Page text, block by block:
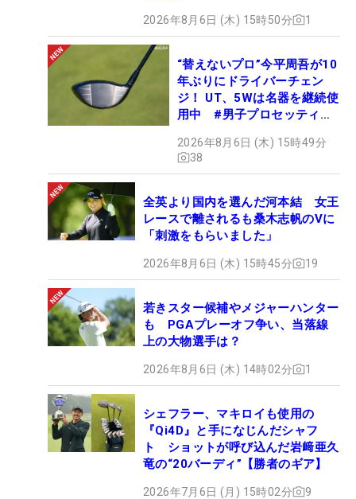
2026年8月6日 (木) 15時50分 1
“替えないプロ”今平周吾が10
年ぶりにドライバーチェン
ジ！ UT、5Wは名器を継続使
用中 #男子プロセッティン
2026年8月6日 (木) 15時49分
38
全英より国内を選んだ河本結 女王
レースで離されるも桑木志帆のVに
「刺激をもらいました」
2026年8月6日 (木) 15時45分 19
若きスター候補やメジャーハンター
も PGAプレーオフ争い、当落線
上の大物選手は？
2026年8月6日 (木) 14時02分 1
シェフラー、マキロイも使用の
『Qi4D』と手になじんだシャフ
ト ショットが呼び込んだ岩﨑亜久
竜の“20バーディ”【勝者のギア】
2026年7月6日 (月) 15時02分 9